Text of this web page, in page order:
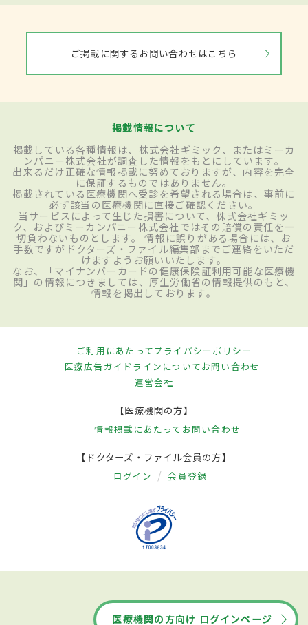
ご掲載に関するお問い合わせはこちら
掲載情報について
掲載している各種情報は、株式会社ギミック、またはミーカ
ンパニー株式会社が調査した情報をもとにしています。
出来るだけ正確な情報掲載に努めておりますが、内容を完全
に保証するものではありません。
掲載されている医療機関へ受診を希望される場合は、事前に
必ず該当の医療機関に直接ご確認ください。
当サービスによって生じた損害について、株式会社ギミッ
ク、およびミーカンパニー株式会社ではその賠償の責任を一
切負わないものとします。 情報に誤りがある場合には、お
手数ですがドクターズ・ファイル編集部までご連絡をいただ
けますようお願いいたします。
なお、「マイナンバーカードの健康保険証利用可能な医療機
関」の情報につきましては、厚生労働省の情報提供のもと、
情報を掲出しております。
ご利用にあたってプライバシーポリシー
医療広告ガイドラインについてお問い合わせ
運営会社
【医療機関の方】
情報掲載にあたって お問い合わせ
【ドクターズ・ファイル会員の方】
ログイン 会員登録
医療機関の方向け ログインページ